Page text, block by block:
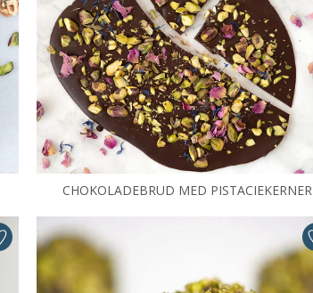
CHOKOLADEBRUD MED PISTACIEKERNER